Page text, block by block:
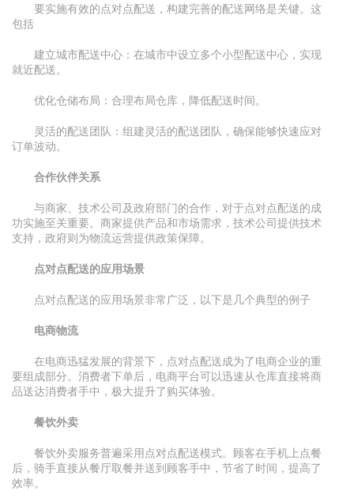
要实施有效的点对点配送，构建完善的配送网络是关键。这
包括
建立城市配送中心：在城市中设立多个小型配送中心，实现
就近配送。
优化仓储布局：合理布局仓库，降低配送时间。
灵活的配送团队：组建灵活的配送团队，确保能够快速应对
订单波动。
合作伙伴关系
与商家、技术公司及政府部门的合作，对于点对点配送的成
功实施至关重要。商家提供产品和市场需求，技术公司提供技术
支持，政府则为物流运营提供政策保障。
点对点配送的应用场景
点对点配送的应用场景非常广泛，以下是几个典型的例子
电商物流
在电商迅猛发展的背景下，点对点配送成为了电商企业的重
要组成部分。消费者下单后，电商平台可以迅速从仓库直接将商
品送达消费者手中，极大提升了购买体验。
餐饮外卖
餐饮外卖服务普遍采用点对点配送模式。顾客在手机上点餐
后，骑手直接从餐厅取餐并送到顾客手中，节省了时间，提高了
效率。